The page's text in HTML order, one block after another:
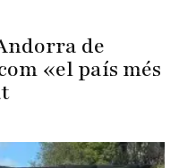
de
«el país més